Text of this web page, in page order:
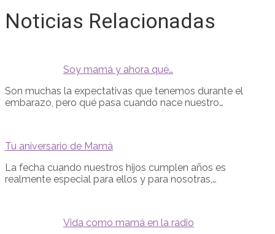
Noticias Relacionadas
Soy mamá y ahora qué…
Son muchas la expectativas que tenemos durante el
embarazo, pero qué pasa cuando nace nuestro…
Tu aniversario de Mamá
La fecha cuando nuestros hijos cumplen años es
realmente especial para ellos y para nosotras,…
Vida como mamá en la radio